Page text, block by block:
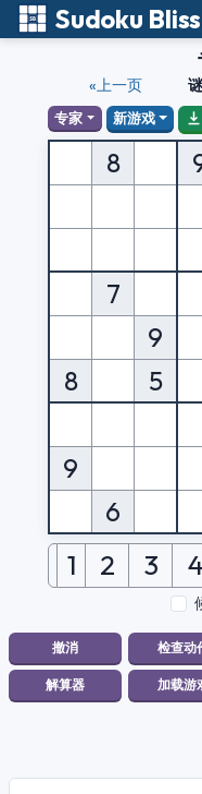
Sudoku Bliss
«上一页
专家 新游戏
8
7
9
8
5
9
6
1 2 3 4